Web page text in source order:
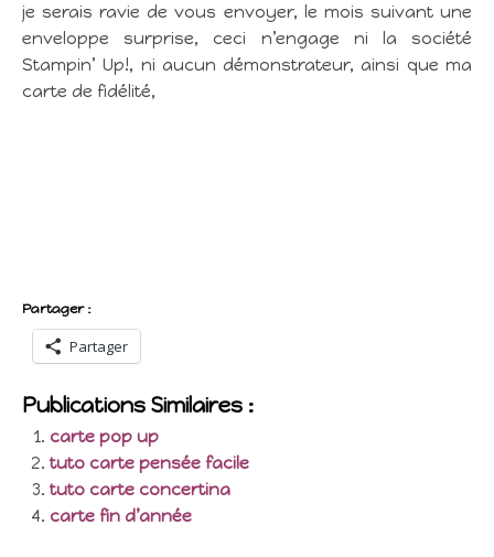
je serais ravie de vous envoyer, le mois suivant une
enveloppe surprise, ceci n’engage ni la société
Stampin’ Up!, ni aucun démonstrateur, ainsi que ma
carte de fidélité,
Partager :
Partager
Publications Similaires :
carte pop up
tuto carte pensée facile
tuto carte concertina
carte fin d’année